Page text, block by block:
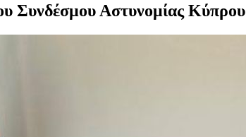
Συνδέσμου Αστυνομίας Κύπρου